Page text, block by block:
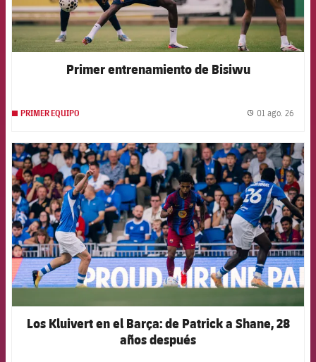
Primer entrenamiento de Bisiwu
PRIMER EQUIPO 01 ago. 26
FCB Barcelona badge
Los Kluivert en el Barça: de Patrick a Shane, 28
años después